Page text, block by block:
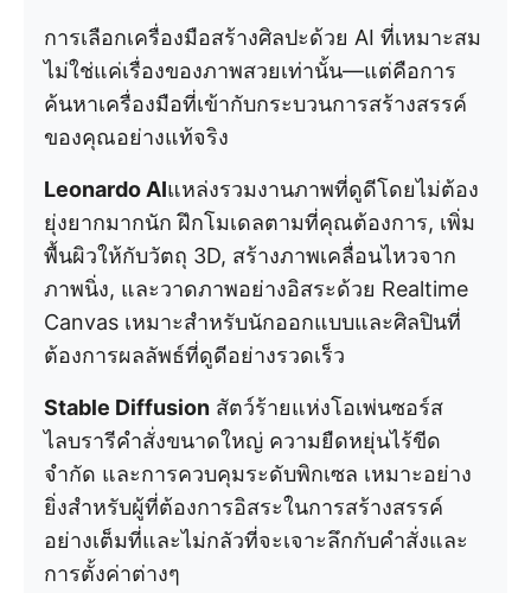
การเลือกเครื่องมือสร้างศิลปะด้วย AI ที่เหมาะสม
ไม่ใช่แค่เรื่องของภาพสวยเท่านั้น—แต่คือการ
ค้นหาเครื่องมือที่เข้ากับกระบวนการสร้างสรรค์
ของคุณอย่างแท้จริง
Leonardo AIแหล่งรวมงานภาพที่ดูดีโดยไม่ต้อง
ยุ่งยากมากนัก ฝึกโมเดลตามที่คุณต้องการ, เพิ่ม
พื้นผิวให้กับวัตถุ 3D, สร้างภาพเคลื่อนไหวจาก
ภาพนิ่ง, และวาดภาพอย่างอิสระด้วย Realtime
Canvas เหมาะสำหรับนักออกแบบและศิลปินที่
ต้องการผลลัพธ์ที่ดูดีอย่างรวดเร็ว
Stable Diffusion สัตว์ร้ายแห่งโอเพ่นซอร์ส
ไลบรารีคำสั่งขนาดใหญ่ ความยืดหยุ่นไร้ขีด
จำกัด และการควบคุมระดับพิกเซล เหมาะอย่าง
ยิ่งสำหรับผู้ที่ต้องการอิสระในการสร้างสรรค์
อย่างเต็มที่และไม่กลัวที่จะเจาะลึกกับคำสั่งและ
การตั้งค่าต่างๆ